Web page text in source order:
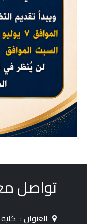
تواصل
العنوان :